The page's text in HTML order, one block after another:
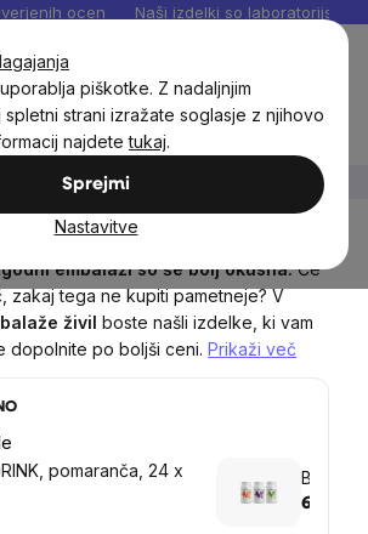
piškotke. Z nadaljnjim
strani izražate soglasje z njihovo
najdetetukaj.
Sprejmi
Nastavitve
ocen Naši izdelki so laboratorijsko
paketi Ugodni paketi živil
živil
embalaži so še bolj okusna.Če
zakaj tega ne kupiti pametneje? V
živil boste našli izdelke, ki vam
dopolnite po boljši ceni. Prikaži več
pomaranča, 24 x
66,88 €